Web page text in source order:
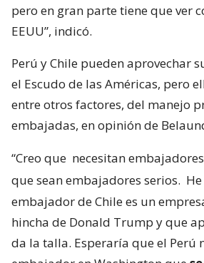
pero en gran parte tiene que ver
EEUU”, indicó.
Perú y Chile pueden aprovechar
el Escudo de las Américas, pero
entre otros factores, del manejo
embajadas, en opinión de
“Creo que necesitan
que sean embajadores serios.
embajador de Chile es un
hincha de Donald Trump y que
da la talla. Esperaría que el Perú